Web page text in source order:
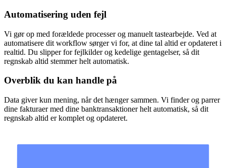
Automatisering uden fejl
Vi gør op med forældede processer og manuelt tastearbejde. Ved at
automatisere dit workflow sørger vi for, at dine tal altid er opdateret i
realtid. Du slipper for fejlkilder og kedelige gentagelser, så dit
regnskab altid stemmer helt automatisk.
Overblik du kan handle på
Data giver kun mening, når det hænger sammen. Vi finder og parrer
dine fakturaer med dine banktransaktioner helt automatisk, så dit
regnskab altid er komplet og opdateret.